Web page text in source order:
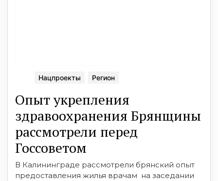
Нацпроекты Регион
Опыт укрепления
здравоохранения Брянщины
рассмотрели перед
Госсоветом
В Калининграде рассмотрели брянский опыт
предоставления жилья врачам на заседании